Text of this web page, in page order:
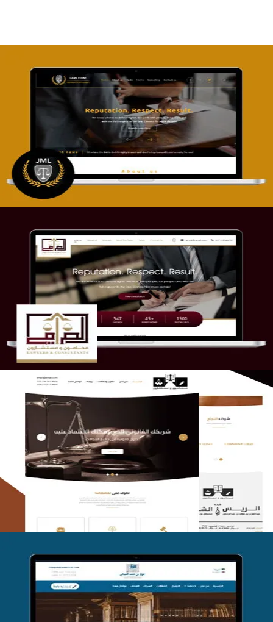
تصميم موقع آل جبار والمزارقة للمحاماة
التفاصيل
موقع الصرامي للمحاماة
التفاصيل
الريس والشعلان للمحاماة
التفاصيل
موقع فواز المبكي للمحاماة